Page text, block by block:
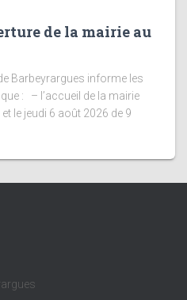
de la mairie au
Barbeyrargues informe les
: – l’accueil de la mairie
le jeudi 6 août 2026 de 9